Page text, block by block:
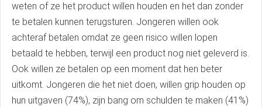
weten of ze het product willen houden en het dan zonder
te betalen kunnen terugsturen. Jongeren willen ook
achteraf betalen omdat ze geen risico willen lopen
betaald te hebben, terwijl een product nog niet geleverd is.
Ook willen ze betalen op een moment dat hen beter
uitkomt. Jongeren die het niet doen, willen grip houden op
hun uitgaven (74%), zijn bang om schulden te maken (41%)